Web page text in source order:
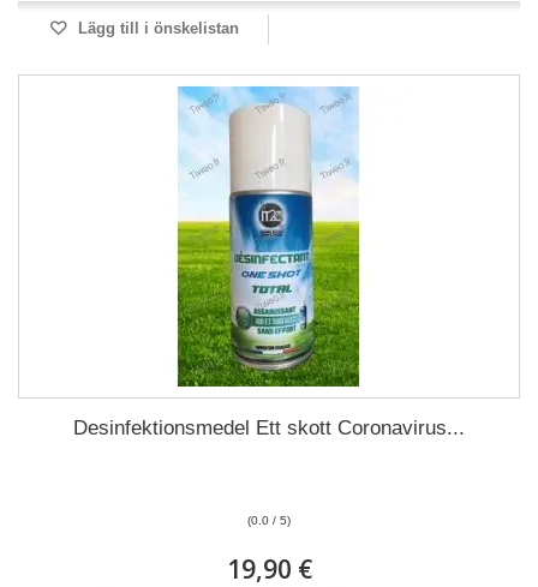
Lägg till i önskelistan
Desinfektionsmedel Ett skott Coronavirus...
(0.0 / 5)
19,90 €